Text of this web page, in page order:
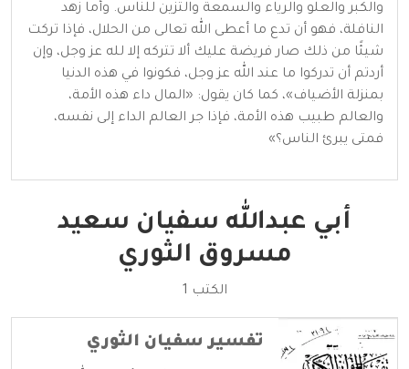
والكبر والعلو والرياء والسمعة والتزين للناس. وأما زهد
النافلة، فهو أن تدع ما أعطى الله تعالى من الحلال، فإذا تركت
شيئًا من ذلك صار فريضة عليك ألا تتركه إلا لله عز وجل، وإن
أردتم أن تدركوا ما عند الله عز وجل، فكونوا في هذه الدنيا
بمنزلة الأضياف»، كما كان يقول: «المال داء هذه الأمة،
والعالم طبيب هذه الأمة، فإذا جر العالم الداء إلى نفسه،
فمتى يبرئ الناس؟»
أبي عبدالله سفيان سعيد
مسروق الثوري
الكتب 1
تفسير سفيان الثوري